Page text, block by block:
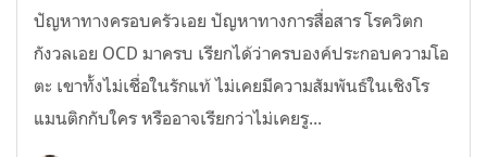
ปัญหาทางครอบครัวเอย ปัญหาทางการสื่อสาร โรควิตก
กังวลเอย OCD มาครบ เรียกได้ว่าครบองค์ประกอบความโอ
ตะ เขาทั้งไม่เชื่อในรักแท้ ไม่เคยมีความสัมพันธ์ในเชิงโร
แมนติกกับใคร หรืออาจเรียกว่าไม่เคยรู...